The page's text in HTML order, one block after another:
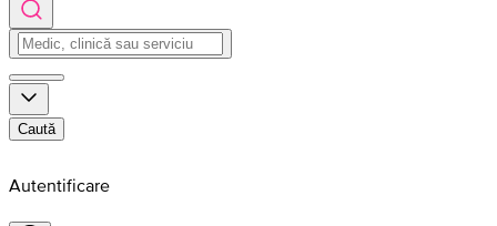
Caută
Autentificare